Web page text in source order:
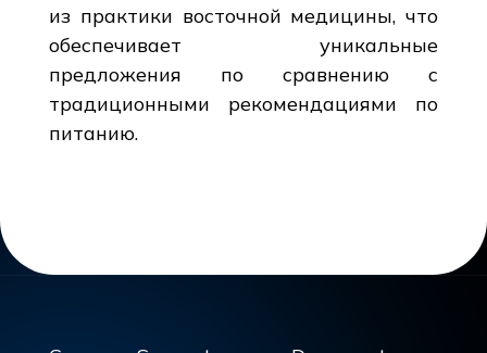
из практики восточной медицины, что
обеспечивает уникальные
предложения по сравнению с
традиционными рекомендациями по
питанию.